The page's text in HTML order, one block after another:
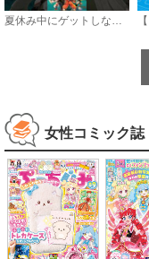
夏休み中にゲットしないと損をする コロコロコミック9月号大注目ふろく3選
女性コミック誌